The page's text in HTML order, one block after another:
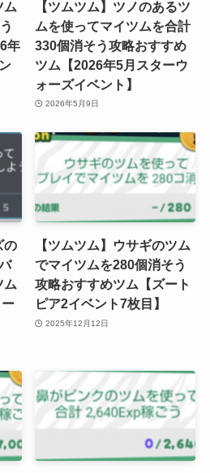
ム
年
【ツムツム】ツノのあるツ
ムを使ってマイツムを合計
330個消そう攻略おすすめ
ツム【2026年5月スターウ
ォーズイベント】
2026年5月9日
の
ム
【ツムツム】ウサギのツム
でマイツムを280個消そう
攻略おすすめツム【ズート
ピア2イベント7枚目】
2025年12月12日